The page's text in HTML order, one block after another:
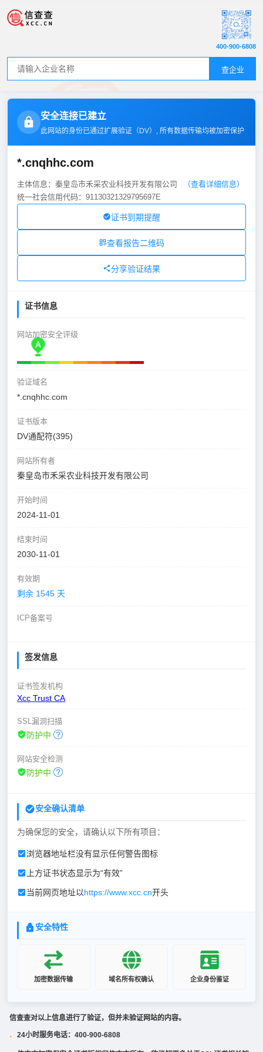
查企业
400-900-6808
安全连接已建立
此网站的身份已通过扩展验证（DV）, 所有数据传输均被加密保护
*.cnqhhc.com
主体信息：秦皇岛市禾采农业科技开发有限公司
（查看详细信息）
统一社会信用代码：91130321329795697E
证书到期提醒
查看报告二维码
分享验证结果
证书信息
网站加密安全评级
验证域名
*.cnqhhc.com
证书版本
DV通配符(395)
网站所有者
秦皇岛市禾采农业科技开发有限公司
开始时间
2024-11-01
结束时间
2030-11-01
有效期
剩余 1545 天
ICP备案号
签发信息
证书签发机构
Xcc Trust CA
SSL漏洞扫描
防护中
网站安全检测
防护中
安全确认清单
为确保您的安全，请确认以下所有项目：
浏览器地址栏没有显示任何警告图标
上方证书状态显示为“有效”
当前网页地址以https://www.xcc.cn开头
安全特性
加密数据传输 域名所有权确认 企业身份鉴证
信查查对以上信息进行了验证，但并未验证网站的内容。
· 24小时服务电话：400-900-6808